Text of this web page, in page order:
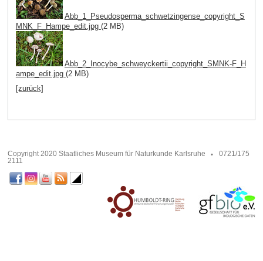
Abb_1_Pseudosperma_schwetzingense_copyright_S
MNK_F_Hampe_edit.jpg (2 MB)
Abb_2_Inocybe_schweyckertii_copyright_SMNK-F_H
ampe_edit.jpg (2 MB)
[zurück]
Copyright 2020 Staatliches Museum für Naturkunde Karlsruhe
0721/175
2111